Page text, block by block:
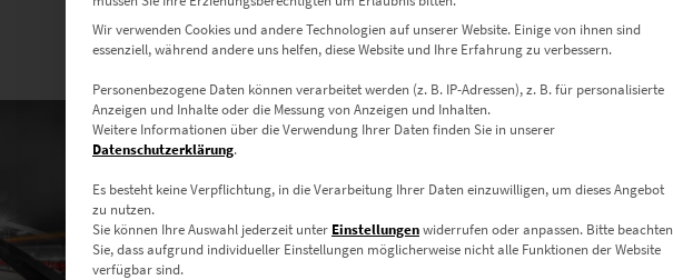
Dieses Produkt weist mehrere Varianten auf. Die Optionen können auf der Produktseite gewählt werden
Wir verwenden Cookies und andere Technologien auf unserer Website. Einige von ihnen sind
essenziell, während andere uns helfen, diese Website und Ihre Erfahrung zu verbessern.
Personenbezogene Daten können verarbeitet werden (z. B. IP-Adressen), z. B. für personalisierte
Anzeigen und Inhalte oder die Messung von Anzeigen und Inhalten.
Weitere Informationen über die Verwendung Ihrer Daten finden Sie in unserer
Datenschutzerklärung.
Es besteht keine Verpflichtung, in die Verarbeitung Ihrer Daten einzuwilligen, um dieses Angebot
zu nutzen.
Sie können Ihre Auswahl jederzeit unter Einstellungenwiderrufen oder anpassen. Bitte beachten
Sie, dass aufgrund individueller Einstellungen möglicherweise nicht alle Funktionen der Website
verfügbar sind.